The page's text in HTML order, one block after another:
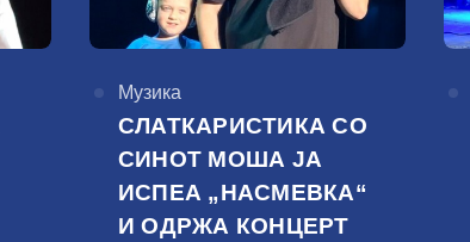
КАтегорија
Музика
СЛАТКАРИСТИКА СО
СИНОТ МОША ЈА
ИСПЕА „НАСМЕВКА“
И ОДРЖА КОНЦЕРТ